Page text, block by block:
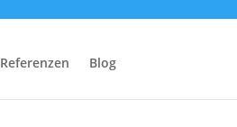
Referenzen Blog